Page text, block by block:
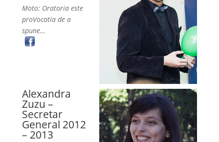
Moto: Oratoria este
proVocatia de a
spune…
Alexandra
Zuzu –
Secretar
General 2012
– 2013